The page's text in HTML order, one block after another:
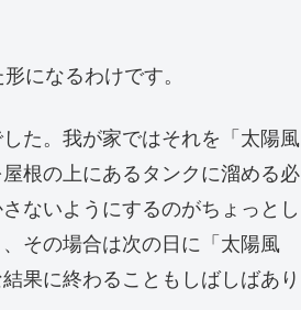
になるわけです。
た。我が家ではそれを「太陽風
根の上にあるタンクに溜める必
ないようにするのがちょっとし
その場合は次の日に「太陽風
果に終わることもしばしばあり